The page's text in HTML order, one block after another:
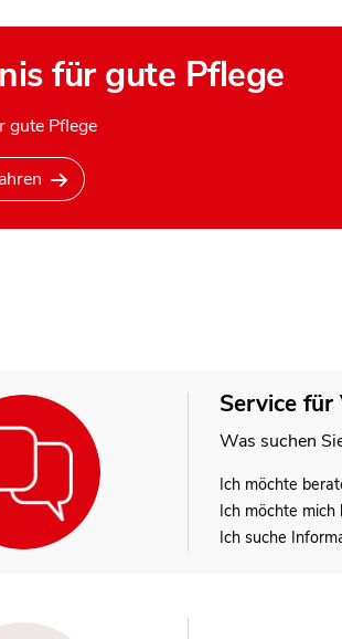
für gute Pflege
gute Pflege
Service für
Was suchen
Ich möchte
Ich möchte
Ich suche